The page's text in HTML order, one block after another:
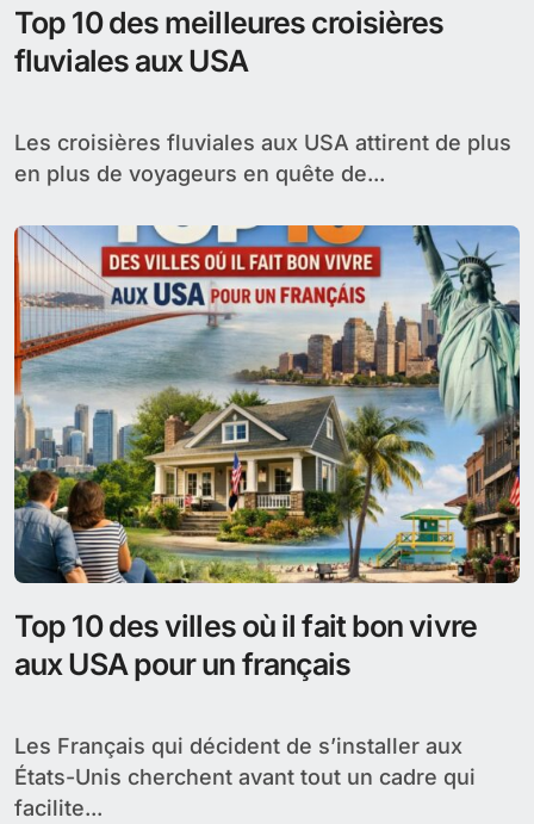
Top 10 des meilleures croisières
fluviales aux USA
Les croisières fluviales aux USA attirent de plus
en plus de voyageurs en quête de...
Top 10 des villes où il fait bon vivre
aux USA pour un français
Les Français qui décident de s’installer aux
États-Unis cherchent avant tout un cadre qui
facilite...